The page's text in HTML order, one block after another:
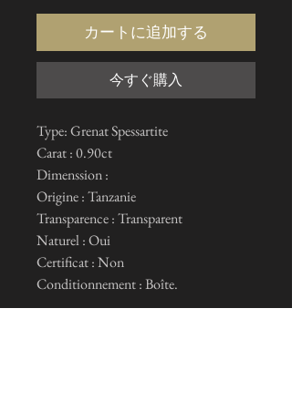
カートに追加する
今すぐ購入
Type: Grenat Spessartite
Carat : 0.90ct
Dimenssion :
Origine : Tanzanie
Transparence : Transparent
Naturel : Oui
Certificat : Non
Conditionnement : Boîte.